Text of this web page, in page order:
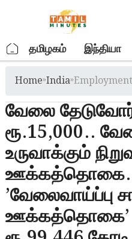
. தமிழகம் இந்தியா
Home»India»
வேலை
ரூ.15,000..
உருவாக்கும்
’வேலைவாய்ப்பு
ஊக்கத்தொகை’